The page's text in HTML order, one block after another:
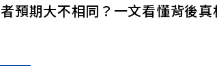
預期大不相同？一文看懂背後真